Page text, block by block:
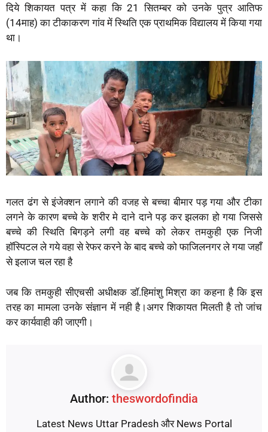
दिये शिकायत पत्र में कहा कि 21 सितम्बर को उनके पुत्र आतिफ
(14माह) का टीकाकरण गांव में स्थिति एक प्राथमिक विद्यालय में किया गया
था।
गलत ढंग से इंजेक्शन लगाने की वजह से बच्चा बीमार पड़ गया और टीका
लगने के कारण बच्चे के शरीर मे दाने दाने पड़ कर झलका हो गया जिससे
बच्चे की स्थिति बिगड़ने लगी वह बच्चे को लेकर तमकुही एक निजी
हॉस्पिटल ले गये वहा से रेफर करने के बाद बच्चे को फाजिलनगर ले गया जहाँ
से इलाज चल रहा है
जब कि तमकुही सीएचसी अधीक्षक डॉ.हिमांशु मिश्रा का कहना है कि इस
तरह का मामला उनके संज्ञान में नही है।अगर शिकायत मिलती है तो जांच
कर कार्यवाही की जाएगी।
Author: theswordofindia
Latest News Uttar Pradesh और News Portal